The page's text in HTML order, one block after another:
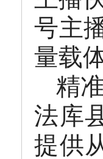
号主
量载体
精
法库
提供